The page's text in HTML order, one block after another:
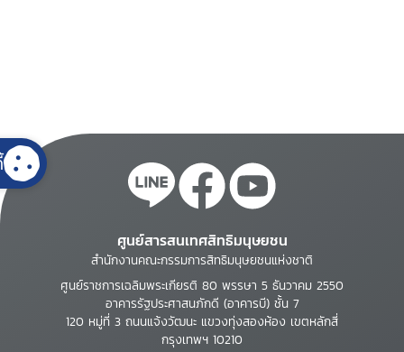
ศูนย์สารสนเทศสิทธิมนุษยชน
สำนักงานคณะกรรมการสิทธิมนุษยชนแห่งชาติ
ศูนย์ราชการเฉลิมพระเกียรติ 80 พรรษา 5 ธันวาคม 2550
อาคารรัฐประศาสนภักดี (อาคารบี) ชั้น 7
120 หมู่ที่ 3 ถนนแจ้งวัฒนะ แขวงทุ่งสองห้อง เขตหลักสี่
กรุงเทพฯ 10210